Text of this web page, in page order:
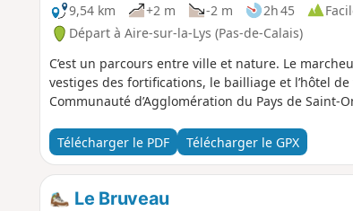
9,54 km
+2 m -2 m 2h 45
Départ à Aire-sur-la-Lys (Pas-de-Calais)
C’est un parcours entre ville et nature. Le
vestiges des fortifications, le bailliage et l’hôtel
Communauté d’Agglomération du Pays de Saint-
Télécharger le PDF Télécharger le GPX
Le Bruveau